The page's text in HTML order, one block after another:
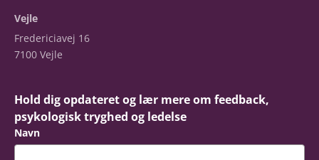
Vejle
Fredericiavej 16
7100 Vejle
Hold dig opdateret og lær mere om feedback,
psykologisk tryghed og ledelse
Navn